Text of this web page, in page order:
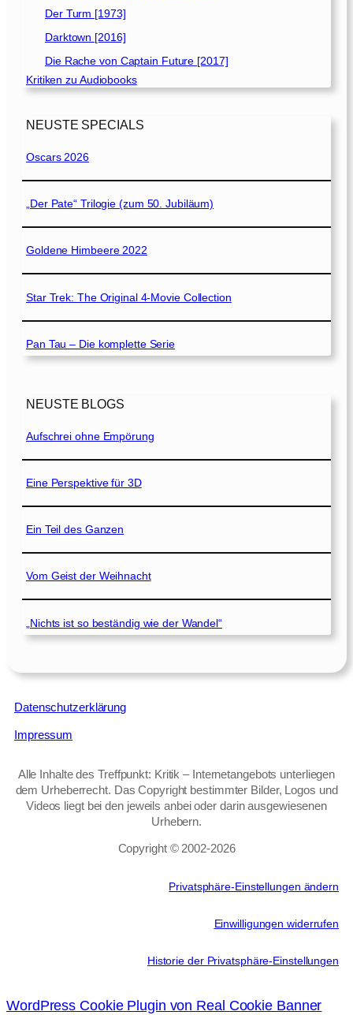
Der Turm [1973]
Darktown [2016]
Die Rache von Captain Future [2017]
Kritiken zu Audiobooks
NEUSTE SPECIALS
Oscars 2026
„Der Pate“ Trilogie (zum 50. Jubiläum)
Goldene Himbeere 2022
Star Trek: The Original 4-Movie Collection
Pan Tau – Die komplette Serie
NEUSTE BLOGS
Aufschrei ohne Empörung
Eine Perspektive für 3D
Ein Teil des Ganzen
Vom Geist der Weihnacht
„Nichts ist so beständig wie der Wandel“
Datenschutzerklärung
Impressum
Alle Inhalte des Treffpunkt: Kritik – Internetangebots unterliegen
dem Urheberrecht. Das Copyright bestimmter Bilder, Logos und
Videos liegt bei den jeweils anbei oder darin ausgewiesenen
Urhebern.
Copyright © 2002‑2026
Privatsphäre-Einstellungen ändern
Einwilligungen widerrufen
Historie der Privatsphäre-Einstellungen
WordPress Cookie Plugin von Real Cookie Banner